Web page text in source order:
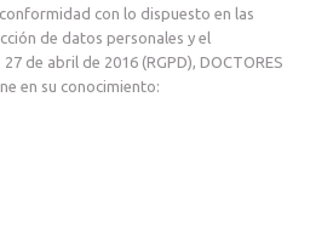
conformidad con lo dispuesto en las
de datos personales y el
de abril de 2016 (RGPD), DOCTORES
en su conocimiento: